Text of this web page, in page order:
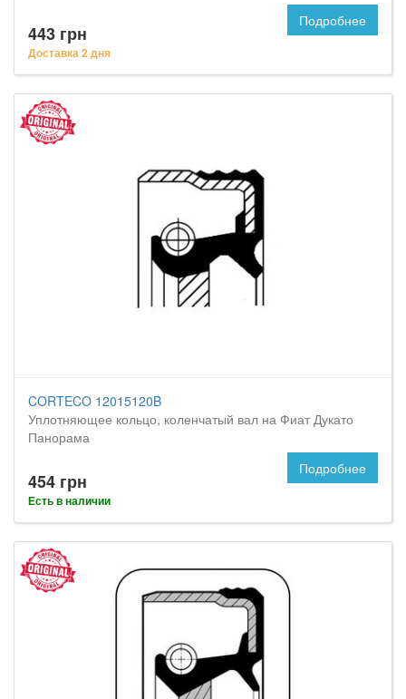
443 грн
Доставка 2 дня
Подробнее
CORTECO 12015120B
Уплотняющее кольцо, коленчатый вал на Фиат Дукато
Панорама
454 грн
Есть в наличии
Подробнее